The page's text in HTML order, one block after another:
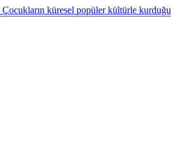
Çocukların küresel popüler kültürle